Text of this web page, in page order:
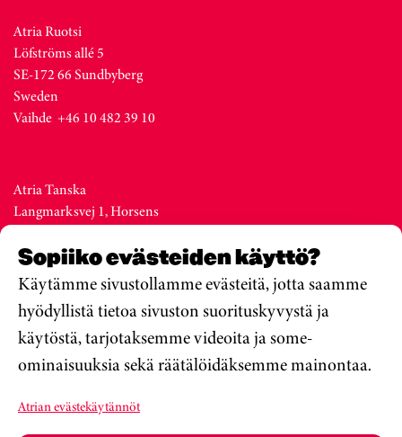
Sopiiko evästeiden käyttö?
Käytämme sivustollamme evästeitä, jotta saamme
hyödyllistä tietoa sivuston suorituskyvystä ja
käytöstä, tarjotaksemme videoita ja some-
ominaisuuksia sekä räätälöidäksemme mainontaa.
Atrian evästekäytännöt
Atria Ruotsi
Löfströms allé 5
SE-172 66 Sundbyberg
Sweden
Vaihde +46 10 482 39 10
Atria Tanska
Langmarksvej 1, Horsens
Denmark
Vaihde +45 76 28 25 00
Atria Viro
Metsa str. 19, Valga
Estonia